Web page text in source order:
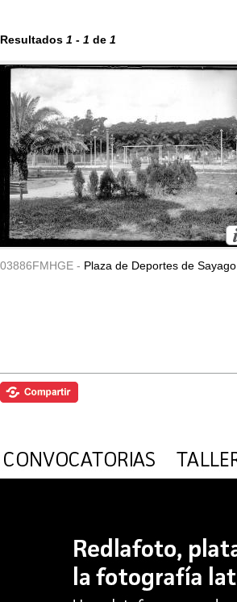
Resultados 1 - 1 de 1
03886FMHGE - Plaza de Deportes de Sayago.